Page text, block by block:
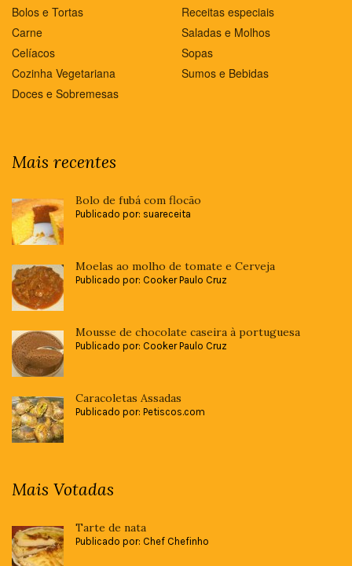
Bolos e Tortas
Carne
Celíacos
Cozinha Vegetariana
Doces e Sobremesas
Receitas especiais
Saladas e Molhos
Sopas
Sumos e Bebidas
Mais recentes
Bolo de fubá com flocão
Publicado por: suareceita
Moelas ao molho de tomate e Cerveja
Publicado por: Cooker Paulo Cruz
Mousse de chocolate caseira à portuguesa
Publicado por: Cooker Paulo Cruz
Caracoletas Assadas
Publicado por: Petiscos.com
Mais Votadas
Tarte de nata
Publicado por: Chef Chefinho